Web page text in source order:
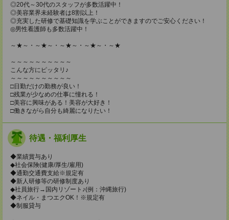
◎20代～30代のスタッフが多数活躍中！
◎美容業界未経験者は8割以上！
◎充実した研修で基礎知識を学ぶことができますのでご安心ください！
◎男性看護師も多数活躍中！
～★～・～★～・～★～・～★～・～★
～～～～～～～～～～
こんな方にピッタリ♪
～～～～～～～～～～
□日勤だけの勤務が良い！
□残業が少なめの仕事に憧れる！
□美容に興味がある！美容が大好き！
□働きながら自分も綺麗になりたい！
待遇・福利厚生
◆業績賞与あり
◆社会保険(健康/厚生/雇用)
◆通勤交通費支給※規定有
◆新人研修等の研修制度あり
◆社員旅行→国内リゾート♪(例：沖縄旅行)
◆ネイル・まつエクOK！※規定有
◆制服貸与